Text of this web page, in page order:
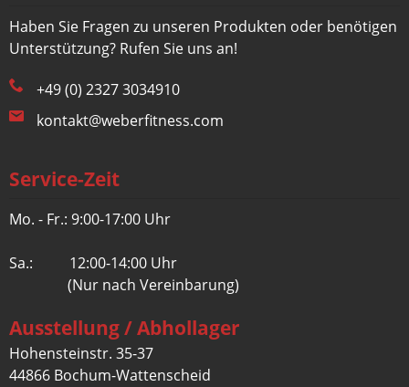
Haben Sie Fragen zu unseren Produkten oder benötigen
Unterstützung? Rufen Sie uns an!
+49 (0) 2327 3034910
kontakt@weberfitness.com
Service-Zeit
Mo. - Fr.: 9:00-17:00 Uhr
Sa.: 12:00-14:00 Uhr
(Nur nach Vereinbarung)
Ausstellung / Abhollager
Hohensteinstr. 35-37
44866 Bochum-Wattenscheid